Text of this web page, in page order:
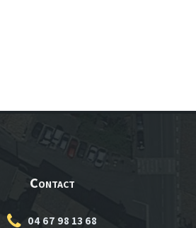
Contact
04 67 98 13 68